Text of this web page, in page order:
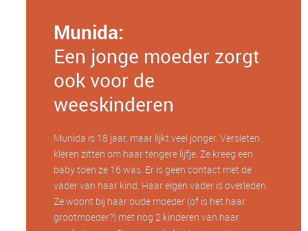
Munida:
Een jonge moeder zorgt
ook voor de
weeskinderen
Munida is 18 jaar, maar lijkt veel jonger. Versleten
kleren zitten om haar tengere lijfje. Ze kreeg een
baby toen ze 16 was. Er is geen contact met de
vader van haar kind. Haar eigen vader is overleden.
Ze woont bij haar oude moeder (of is het haar
grootmoeder?) met nog 2 kinderen van haar